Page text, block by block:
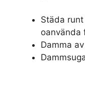
Städa
oanvända
Damma